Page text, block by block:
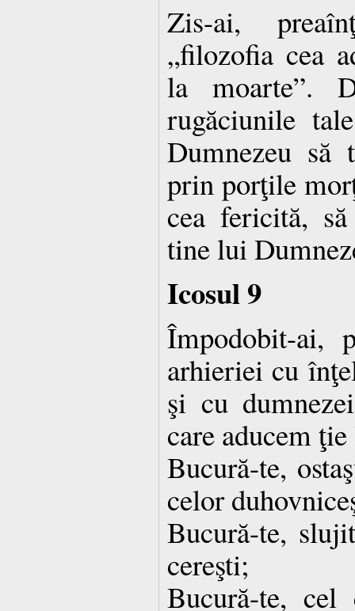
Zis-ai,
„filozofia cea
la moarte”.
rugăciunile
Dumnezeu să
prin porţile
cea fericită,
tine lui
Icosul 9
Împodobit-ai,
arhieriei cu
şi cu
care aducem
Bucură-te,
celor
Bucură-te,
cereşti;
Bucură-te,